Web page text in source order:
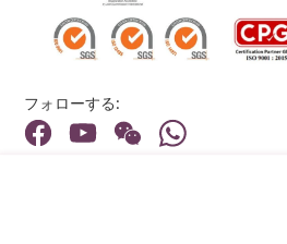
フォローする: